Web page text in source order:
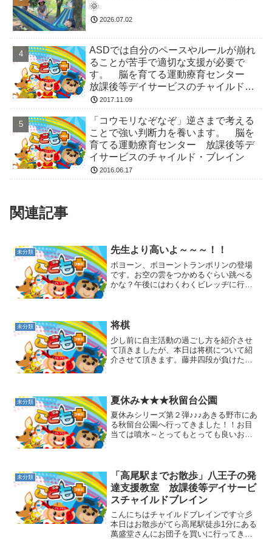
🌞
2026.07.02
ASDでは自分のペースやルールが崩れ
ることが苦手で適切な支援が必要で
す。 脳を育てる運動療育センター
放課後等デイサービスのチャイルド・
ブレイン
2017.11.09
「コウモリなぞなぞ」逆さまで考える
ことで強い判断力を養います。 脳を
育てる運動療育センター 放課後等デ
イサービスのチャイルド・ブレイン
2016.06.17
関連記事
未分類 先生より高いよ～～～！！
ボヨーン、ボヨーントランポリンの登場
です。お空の雲をつかめるぐらい跳べる
かな？午後にはわくわくビレッヂに行き
た鬼は野口先生でし...
未分類 将棋
少し前に自主活動の過ごし方を紹介させ
て頂きましたが、本日は将棋について紹
介させて頂きます。藤井四段が負けた後
「現実みようよ」と言われる...
未分類 夏休み★★★秋留台公園
夏休みシリーズ第２弾♪♪♪あきる野市にあ
る秋留台公園へ行ってきました！！お目
当ては噴水～とってもとっても良いお天
自分から浴びに行った...
未分類
「高尾駅までお散歩」八王子の発
達支援教室 放課後等デイサービ
スチャイルドブレイン
こんにちはチャイルドブレインです☆彡
本日はお散歩がてら高尾駅徒歩1分にある
萬盛堂さんにお団子を買いに行ってきま